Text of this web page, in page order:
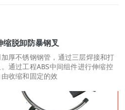
缩脱卸防暴钢叉
厚不锈钢钢管，通过三层焊接和打
通过工程ABS中间组件进行伸缩控
收缩和固定的效